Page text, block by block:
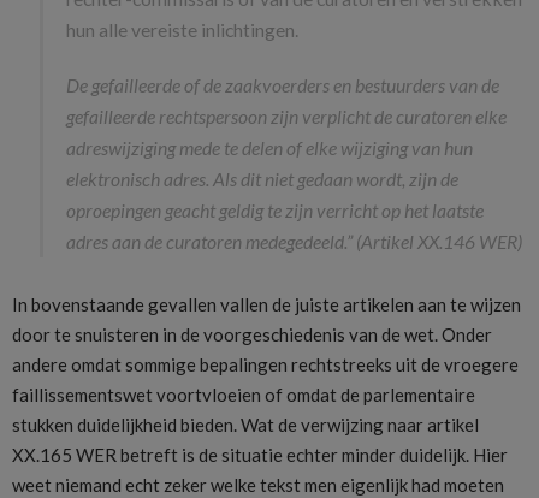
hun alle vereiste inlichtingen.
De gefailleerde of de zaakvoerders en bestuurders van de
gefailleerde rechtspersoon zijn verplicht de curatoren elke
adreswijziging mede te delen of elke wijziging van hun
elektronisch adres. Als dit niet gedaan wordt, zijn de
oproepingen geacht geldig te zijn verricht op het laatste
adres aan de curatoren medegedeeld.” (Artikel XX.146 WER)
In bovenstaande gevallen vallen de juiste artikelen aan te wijzen
door te snuisteren in de voorgeschiedenis van de wet. Onder
andere omdat sommige bepalingen rechtstreeks uit de vroegere
faillissementswet voortvloeien of omdat de parlementaire
stukken duidelijkheid bieden. Wat de verwijzing naar artikel
XX.165 WER betreft is de situatie echter minder duidelijk. Hier
weet niemand echt zeker welke tekst men eigenlijk had moeten